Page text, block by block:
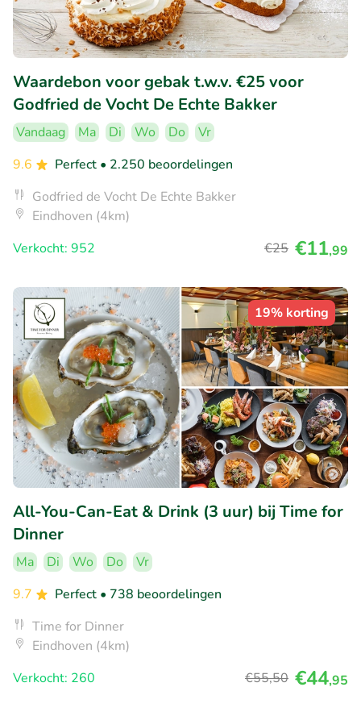
Waardebon voor gebak t.w.v. €25 voor
Godfried de Vocht De Echte Bakker
Vandaag Ma Di Wo Do
Vr
9.6
Perfect • 2.250 beoordelingen
Godfried de Vocht De Echte Bakker
Eindhoven (4km)
Verkocht: 952
€25 €11,99
19% korting
All-You-Can-Eat & Drink (3 uur) bij Time for
Dinner
Ma Di Wo Do
Vr
9.7
Perfect • 738 beoordelingen
Time for Dinner
Eindhoven (4km)
Verkocht: 260
€55,50 €44,95